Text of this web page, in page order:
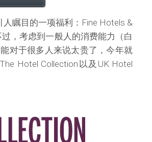
人瞩目的一项福利：Fine Hotels &
，考虑到一般人的消费能力（白
对于很多人来说太贵了，今年就
Hotel Collection以及UK Hotel